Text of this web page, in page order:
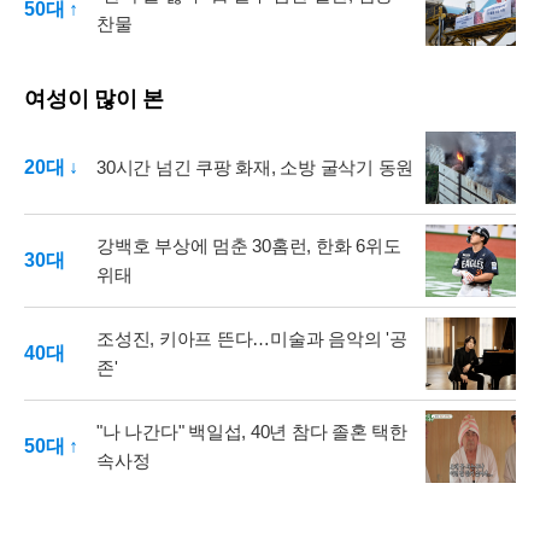
50대 ↑
찬물
여성이 많이 본
20대 ↓ 30시간 넘긴 쿠팡 화재, 소방 굴삭기 동원
30대
강백호 부상에 멈춘 30홈런, 한화 6위도
위태
40대
조성진, 키아프 뜬다…미술과 음악의 '공
존'
50대 ↑
"나 나간다" 백일섭, 40년 참다 졸혼 택한
속사정